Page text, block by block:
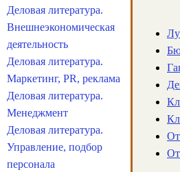
Деловая литература.
Внешнеэкономическая
деятельность
Деловая литература.
Маркетинг, PR, реклама
Деловая литература.
Менеджмент
Деловая литература.
Управление, подбор
персонала